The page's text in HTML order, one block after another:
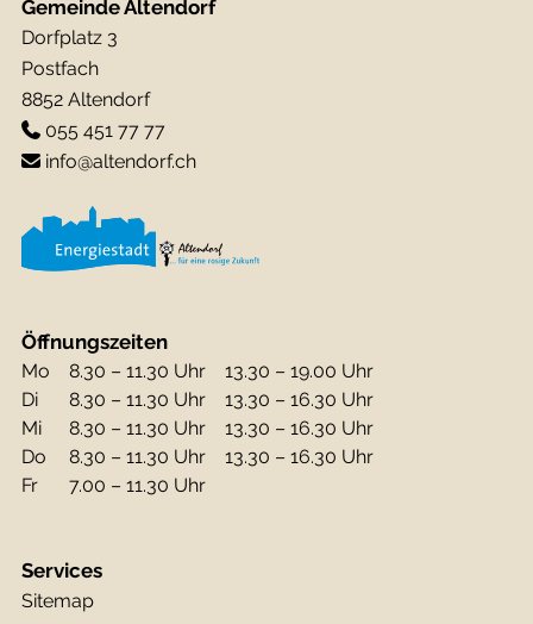
Gemeinde Altendorf
Dorfplatz 3
Postfach
8852 Altendorf
055 451 77 77
info@altendorf.ch
Öffnungszeiten
Mo 8.30 – 11.30 Uhr
13.30 – 19.00 Uhr
Di
8.30 – 11.30 Uhr
13.30 – 16.30 Uhr
Mi
8.30 – 11.30 Uhr
13.30 – 16.30 Uhr
Do
8.30 – 11.30 Uhr
13.30 – 16.30 Uhr
Fr
7.00 – 11.30 Uhr
Services
Sitemap